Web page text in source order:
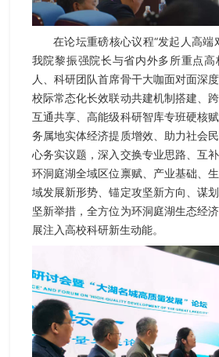
在论坛重磅核心议程“发起人高端
我院黎振强院长与省内外多所重点
人、科研团队首席骨干大咖面对面深
校际常态化长效联动共建机制搭建、
互通共享、高能级科研智库专班硬核
务属地实体经济提质增效、助力社会
心务实议题，深入交换专业思路、互
环洞庭湖全域区位禀赋、产业基础、
域发展新形势、锚定攻坚新方向、谋
坚新举措，全方位为环洞庭湖生态经
展注入高校科研新生动能。